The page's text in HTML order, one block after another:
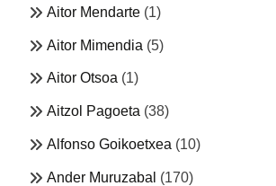
Aitor Mendarte (1)
Aitor Mimendia (5)
Aitor Otsoa (1)
Aitzol Pagoeta (38)
Alfonso Goikoetxea (10)
Ander Muruzabal (170)